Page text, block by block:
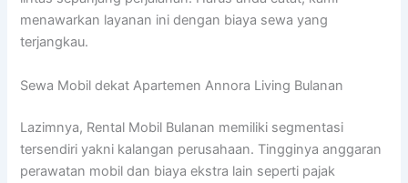
menawarkan layanan ini dengan biaya sewa yang
terjangkau.
Sewa Mobil dekat Apartemen Annora Living Bulanan
Lazimnya, Rental Mobil Bulanan memiliki segmentasi
tersendiri yakni kalangan perusahaan. Tingginya anggaran
perawatan mobil dan biaya ekstra lain seperti pajak